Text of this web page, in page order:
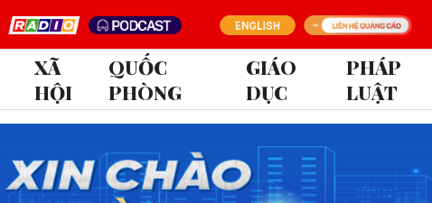
XÃ
HỘI
QUỐC
PHÒNG
GIÁO
DỤC
PHÁP
LUẬT